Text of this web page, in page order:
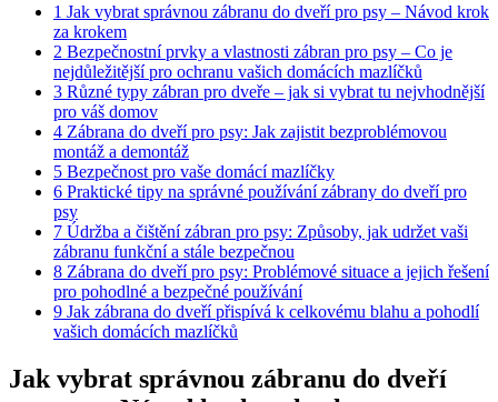
1 Jak vybrat správnou zábranu do dveří pro ‍psy – ⁣Návod krok‍
za krokem
2 Bezpečnostní prvky a vlastnosti zábran pro psy – Co je
nejdůležitější pro ochranu vašich domácích mazlíčků
3 Různé⁢ typy zábran​ pro ‍dveře – jak si ‍vybrat tu nejvhodnější
pro váš domov
4 Zábrana do​ dveří pro psy: Jak zajistit bezproblémovou
montáž a demontáž
5 Bezpečnost ⁣pro vaše ⁤domácí ⁣mazlíčky
6 Praktické⁢ tipy na správné používání zábrany‍ do dveří pro
‍psy
7 Údržba a čištění zábran pro psy: ​Způsoby, jak udržet vaši
zábranu ⁣funkční a stále⁢ bezpečnou
8 Zábrana⁤ do ⁢dveří pro psy: Problémové‌ situace a jejich řešení
pro pohodlné a bezpečné používání
9 Jak ​zábrana do dveří přispívá k celkovému ⁣blahu ​a pohodlí
⁣vašich ​domácích mazlíčků
Jak vybrat správnou zábranu do dveří